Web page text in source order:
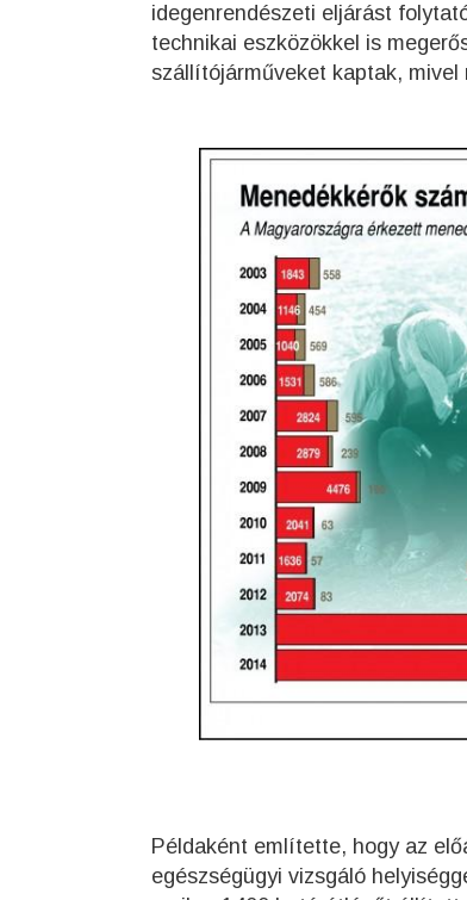
idegenrendészeti eljárást
technikai eszközökkel is
szállítójárműveket kaptak,
Példaként említette, hogy az
egészségügyi vizsgáló